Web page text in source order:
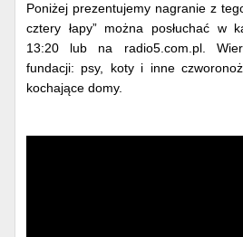
Poniżej prezentujemy nagranie z
cztery łapy” można posłuchać w
13:20 lub na radio5.com.pl.
fundacji: psy, koty i inne
kochające domy.